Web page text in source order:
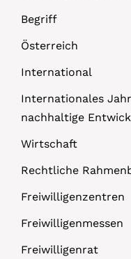
Begriff
Österreich
International
Internationales
nachhaltige
Wirtschaft
Rechtliche
Freiwilligenzentren
Freiwilligenmessen
Freiwilligenrat